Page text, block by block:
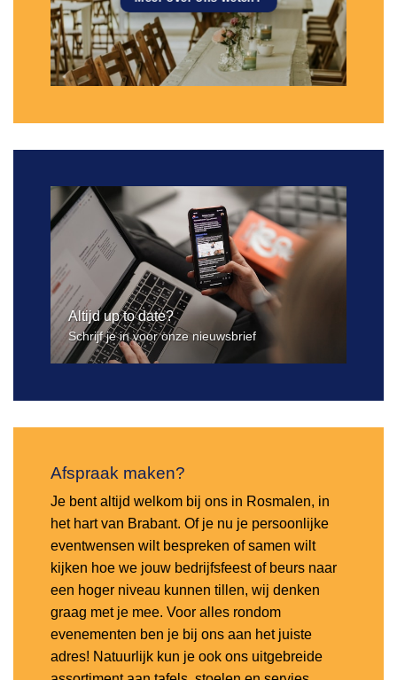
Altijd up to date?
Schrijf je in voor onze nieuwsbrief
Afspraak maken?
Je bent altijd welkom bij ons in Rosmalen, in
het hart van Brabant. Of je nu je persoonlijke
eventwensen wilt bespreken of samen wilt
kijken hoe we jouw bedrijfsfeest of beurs naar
een hoger niveau kunnen tillen, wij denken
graag met je mee. Voor alles rondom
evenementen ben je bij ons aan het juiste
adres! Natuurlijk kun je ook ons uitgebreide